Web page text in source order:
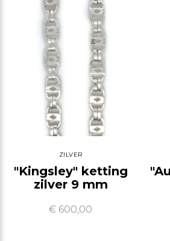
ZILVER
"Kingsley" ketting
zilver 9 mm
€ 600,00